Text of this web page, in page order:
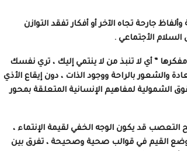
تجاه الآخر أو أفكار تفقد التوازن
السلام الأجتماعي .
” أي لا تنبذ من لا ينتمي إليك ، تري نفسك
بالراحة ووجود الذات ، دون إيقاع الأذي
الشمولية لمفاهيم الإنسانية المتعلقة بمحور
قد يكون الوجه الخفي لقيمة الإنتماء ،
ووضع القيم في قوالب صحية وصحيحة ، تفرق بين